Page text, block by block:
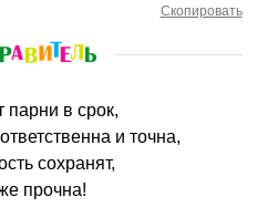
Скопировать
парни в срок,
и точна,
сохранят,
прочна!